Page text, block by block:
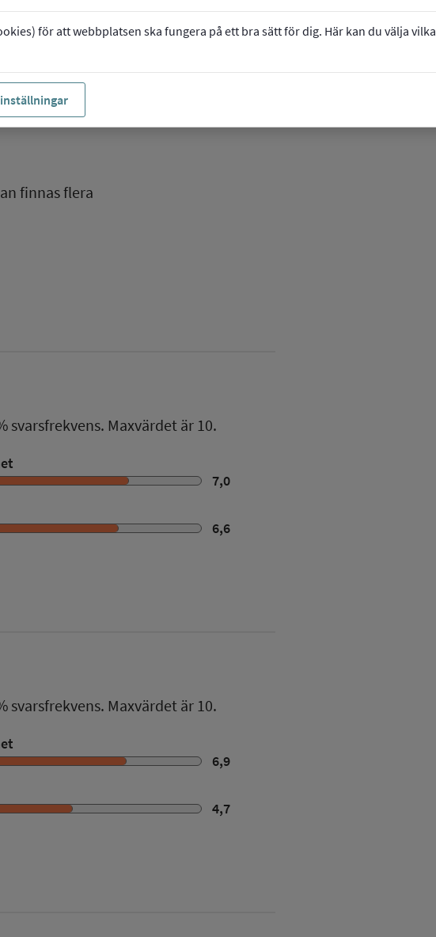
för att webbplatsen ska fungera på ett bra sätt för dig. Här kan du välja vilka
finnas flera
svarsfrekvens. Maxvärdet är 10.
7,0
6,6
svarsfrekvens. Maxvärdet är 10.
6,9
4,7